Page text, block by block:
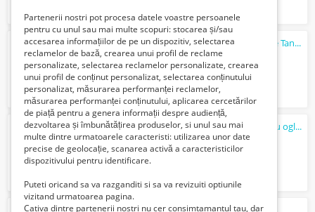
Carucior electric invalizi Germania Quickie Tango
4900 Lei
Vând masă de machiaj, din lemn masiv, cu oglindă
1500 Lei
Partenerii nostri pot procesa datele voastre persoanele
pentru cu unul sau mai multe scopuri: stocarea și/sau
accesarea informațiilor de pe un dispozitiv, selectarea
reclamelor de bază, crearea unui profil de reclame
personalizate, selectarea reclamelor personalizate, crearea
unui profil de conținut personalizat, selectarea conținutului
personalizat, măsurarea performanței reclamelor,
măsurarea performanței conținutului, aplicarea cercetărilor
de piață pentru a genera informații despre audiență,
dezvoltarea și îmbunătățirea produselor, si unul sau mai
multe dintre urmatoarele caracteristi: utilizarea unor date
precise de geolocație, scanarea activă a caracteristicilor
dispozitivului pentru identificare.
Puteti oricand sa va razganditi si sa va revizuiti optiunile
vizitand urmatoarea pagina.
Cativa dintre partenerii nostri nu cer consimtamantul tau, dar